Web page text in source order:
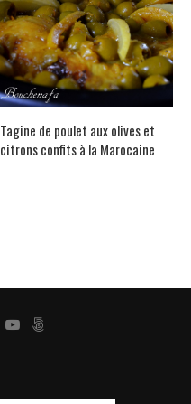
Tagine de poulet aux olives et
citrons confits à la Marocaine